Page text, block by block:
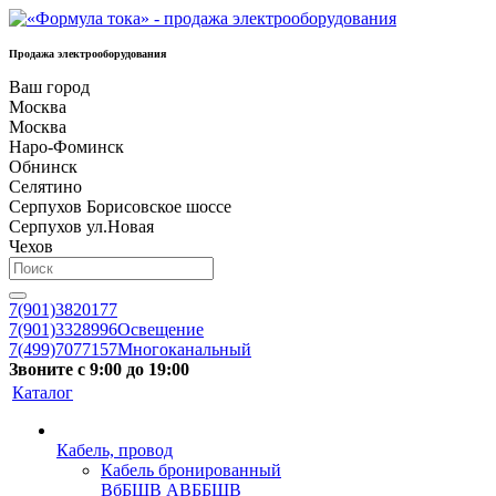
Продажа электрооборудования
Ваш город
Москва
Москва
Наро-Фоминск
Обнинск
Селятино
Серпухов Борисовское шоссе
Серпухов ул.Новая
Чехов
7(901)3820177
7(901)3328996Освещение
7(499)7077157Многоканальный
Звоните с 9:00 до 19:00
Каталог
Кабель, провод
Кабель бронированный
ВбБШВ АВББШВ